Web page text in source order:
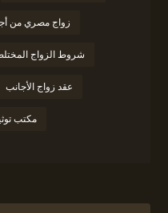
زواج مصري من
شروط الزواج
عقد زواج الأجانب
مكتب